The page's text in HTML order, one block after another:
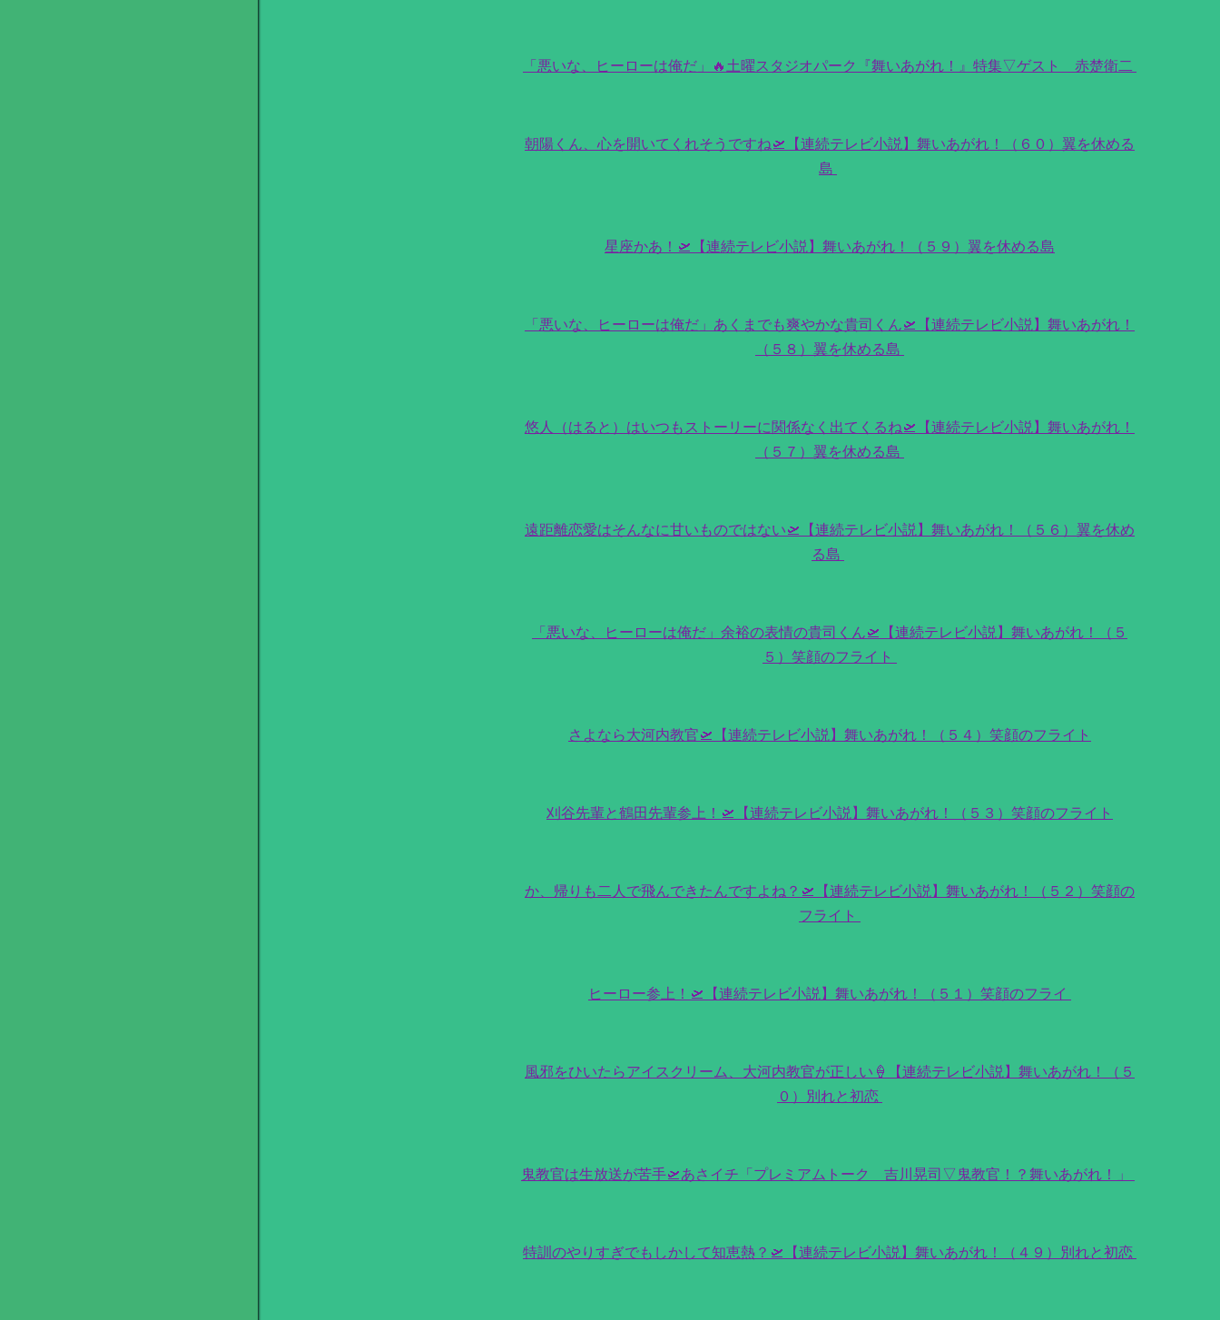
「悪いな、ヒーローは俺だ」🔥土曜スタジオパーク『舞いあがれ！』特集▽ゲスト 赤楚衛二
朝陽くん、心を開いてくれそうですね🛫【連続テレビ小説】舞いあがれ！（６０）翼を休める
島
星座かあ！🛫【連続テレビ小説】舞いあがれ！（５９）翼を休める島
「悪いな、ヒーローは俺だ」あくまでも爽やかな貴司くん🛫【連続テレビ小説】舞いあがれ！
（５８）翼を休める島
悠人（はると）はいつもストーリーに関係なく出てくるね🛫【連続テレビ小説】舞いあがれ！
（５７）翼を休める島
遠距離恋愛はそんなに甘いものではない🛫【連続テレビ小説】舞いあがれ！（５６）翼を休め
る島
「悪いな、ヒーローは俺だ」余裕の表情の貴司くん🛫【連続テレビ小説】舞いあがれ！（５
５）笑顔のフライト
さよなら大河内教官🛫【連続テレビ小説】舞いあがれ！（５４）笑顔のフライト
刈谷先輩と鶴田先輩参上！🛫【連続テレビ小説】舞いあがれ！（５３）笑顔のフライト
か、帰りも二人で飛んできたんですよね？🛫【連続テレビ小説】舞いあがれ！（５２）笑顔の
フライト
ヒーロー参上！🛫【連続テレビ小説】舞いあがれ！（５１）笑顔のフライ
風邪をひいたらアイスクリーム、大河内教官が正しい🍦【連続テレビ小説】舞いあがれ！（５
０）別れと初恋
鬼教官は生放送が苦手🛫あさイチ「プレミアムトーク 吉川晃司▽鬼教官！？舞いあがれ！」
特訓のやりすぎでもしかして知恵熱？🛫【連続テレビ小説】舞いあがれ！（４９）別れと初恋